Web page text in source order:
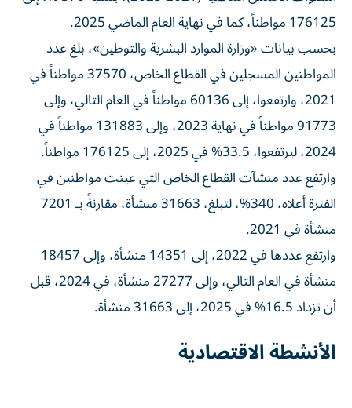
176125 مواطناً، كما في نهاية العام الماضي 2025.
بحسب بيانات «وزارة الموارد البشرية والتوطين»، بلغ عدد
المواطنين المسجلين في القطاع الخاص، 37570 مواطناً في
2021، وارتفعوا، إلى 60136 مواطناً في العام التالي، وإلى
91773 مواطناً في نهاية 2023، وإلى 131883 مواطناً في
2024، ليرتفعوا، 33.5% في 2025، إلى 176125 مواطناً.
وارتفع عدد منشآت القطاع الخاص التي عينت مواطنين في
الفترة أعلاه، 340%، لتبلغ، 31663 منشأة، مقارنةً بـ 7201
منشأة في 2021.
وارتفع عددها في 2022، إلى 14351 منشأة، وإلى 18457
منشأة في العام التالي، وإلى 27277 منشأة، في 2024، قبل
أن تزداد 16.5% في 2025، إلى 31663 منشأة.
الأنشطة الاقتصادية